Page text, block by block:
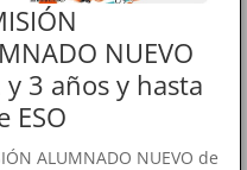
NUEVO
y 3 años y hasta
ESO
ALUMNADO NUEVO de